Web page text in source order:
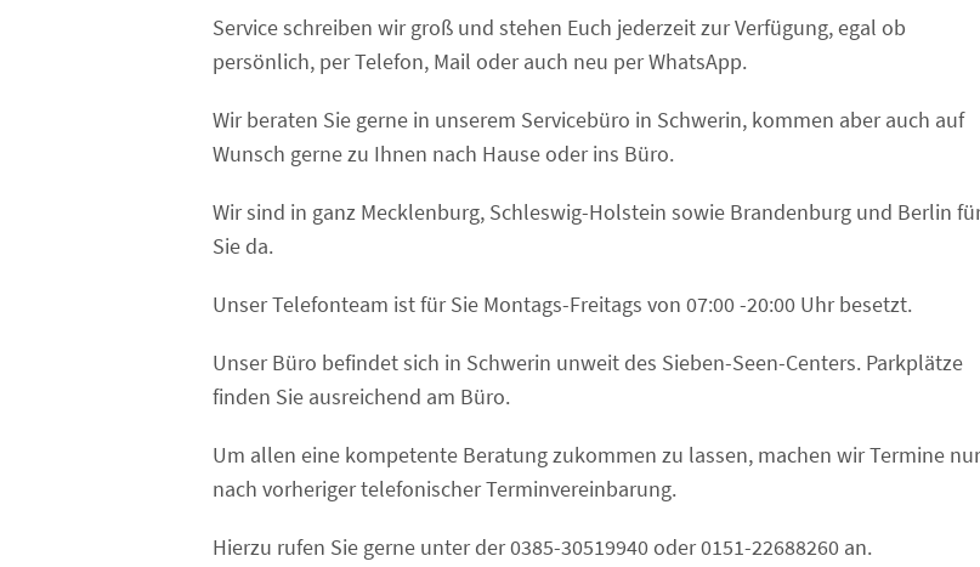
Service schreiben wir groß und stehen Euch jederzeit zur Verfügung, egal ob
persönlich, per Telefon, Mail oder auch neu per WhatsApp.
Wir beraten Sie gerne in unserem Servicebüro in Schwerin, kommen aber auch auf
Wunsch gerne zu Ihnen nach Hause oder ins Büro.
Wir sind in ganz Mecklenburg, Schleswig-Holstein sowie Brandenburg und Berlin
Sie da.
Unser Telefonteam ist für Sie Montags-Freitags von 07:00 -20:00 Uhr besetzt.
Unser Büro befindet sich in Schwerin unweit des Sieben-Seen-Centers. Parkplätze
finden Sie ausreichend am Büro.
Um allen eine kompetente Beratung zukommen zu lassen, machen wir Termine nur
nach vorheriger telefonischer Terminvereinbarung.
Hierzu rufen Sie gerne unter der 0385-30519940 oder 0151-22688260 an.